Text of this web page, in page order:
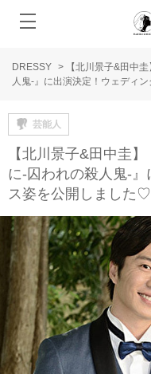
DRESSY >
【北川景子&田中
人鬼-』に出演決定！ウェディ
芸能人
【北川景子&田中圭
に-囚われの殺人鬼-
ス姿を公開しました